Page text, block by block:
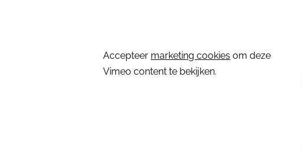
⋯
Accepteer marketing cookies om deze
Vimeo content te bekijken.